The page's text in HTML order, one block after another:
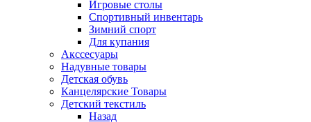
Игровые столы
Спортивный инвентарь
Зимний спорт
Для купания
Акссесуары
Надувные товары
Детская обувь
Канцелярские Товары
Детский текстиль
Назад